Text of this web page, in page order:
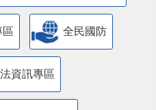
區 全民國防
資訊專區